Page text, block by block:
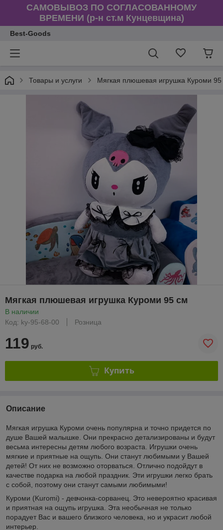
САМОВЫВОЗ ПО СОГЛАСОВАННОМУ
ВРЕМЕНИ (р-н ст.м Кунцевщина)
Best-Goods
Товары и услуги Мягкая плюшевая игрушка Куроми
Мягкая плюшевая игрушка Куроми 95 см
В наличии
Код: ky-95-68-00
Розница
119 руб.
Купить
Описание
Мягкая игрушка Куроми очень популярна и точно придется по
душе Вашей малышке. Они прекрасно детализированы и будут
весьма интересны детям любого возраста. Игрушки очень
мягкие и приятные на ощупь. Они станут любимыми у Вашей
детей! От них не возможно оторваться. Отлично подойдут в
качестве подарка на любой праздник. Эти игрушки легко брать
с собой, поэтому они станут самыми любимыми!
Куроми (Kuromi) - девчонка-сорванец. Это невероятно красивая
и приятная на ощупь игрушка. Эта необычная не только
порадует Вас и вашего близкого человека, но и украсит любой
интерьер.